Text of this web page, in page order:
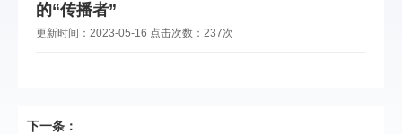
的“传播者”
更新时间： 2023-05-16 点击次数： 237次
下一条：